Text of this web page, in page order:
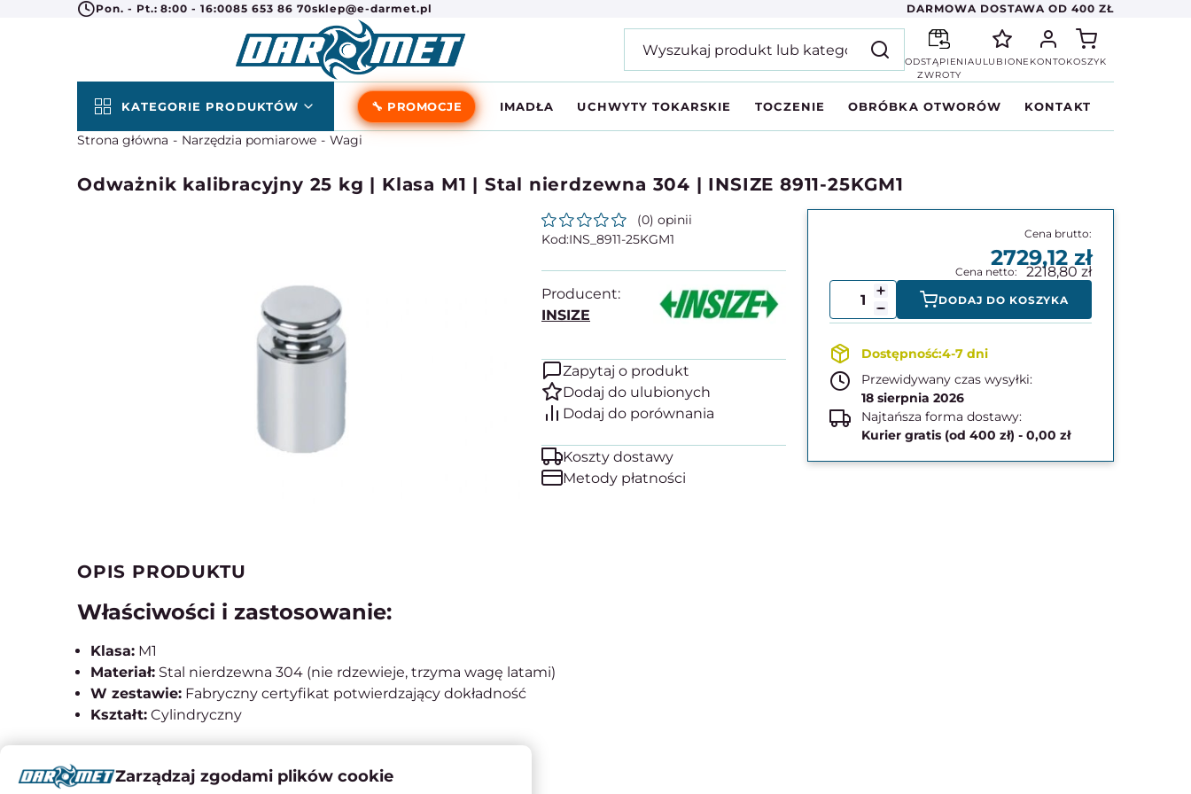
Pon. - Pt.: 8:00 - 16:0085 653 86 70sklep@e-darmet.pl DARMOWA DOSTAWA OD 400 ZŁ
ODSTĄPIENIA
ZWROTY
ULUBIONE KONTOKOSZYK
KATEGORIE PRODUKTÓW 🔧 PROMOCJE IMADŁA UCHWYTY TOKARSKIE TOCZENIE OBRÓBKA OTWORÓW KONTAKT
Strona główna Narzędzia pomiarowe Wagi
Odważnik kalibracyjny 25 kg | Klasa M1 | Stal nierdzewna 304 | INSIZE 8911-25KGM1
(0) opinii
INS_8911-25KGM1
Producent:
INSIZE
Zapytaj o produkt
Koszty dostawy
Metody płatności
2729,12
2218,80
DODAJ DO KOSZYKA
4-7 dni
Przewidywany czas wysyłki:
18 sierpnia 2026
Najtańsza forma dostawy:
Kurier gratis (od 400 zł) - 0,00 zł
OPIS PRODUKTU
Właściwości i zastosowanie:
Klasa: M1
Materiał: Stal nierdzewna 304 (nie rdzewieje, trzyma wagę latami)
W zestawie: Fabryczny certyfikat potwierdzający dokładność
Kształt: Cylindryczny
Instrukcje obsługi
Zarządzaj zgodami plików cookie